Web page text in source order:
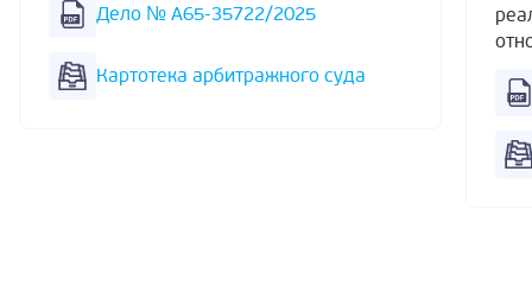
Дело № А65-35722/2025
Картотека арбитражного суда